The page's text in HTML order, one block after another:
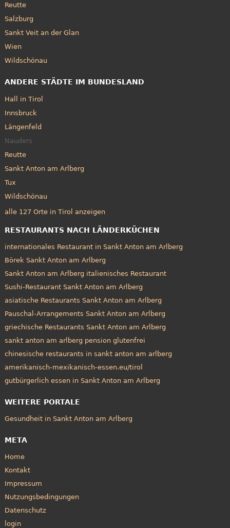
Reutte
Salzburg
Sankt Veit an der Glan
Wien
Wildschönau
ANDERE STÄDTE IM BUNDESLAND
Hall in Tirol
Innsbruck
Längenfeld
Nauders
Reutte
Sankt Anton am Arlberg
Tux
Wildschönau
alle 127 Orte in Tirol anzeigen
RESTAURANTS NACH LÄNDERKÜCHEN
internationales Restaurant in Sankt Anton am Arlberg
Börek Sankt Anton am Arlberg
Sankt Anton am Arlberg italienisches Restaurant
Sushi-Restaurant Sankt Anton am Arlberg
asiatische Restaurants Sankt Anton am Arlberg
Pauschal-Arrangements Sankt Anton am Arlberg
griechische Restaurants Sankt Anton am Arlberg
sankt anton am arlberg pension glutenfrei
chinesische restaurants in sankt anton am arlberg
amerikanisch-mexikanisch-essen.eu/tirol
gutbürgerlich essen in Sankt Anton am Arlberg
WEITERE PORTALE
Gesundheit in Sankt Anton am Arlberg
META
Home
Kontakt
Impressum
Nutzungsbedingungen
Datenschutz
login